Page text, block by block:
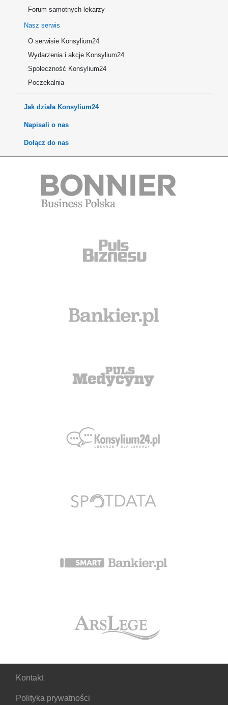
Forum samotnych lekarzy
Nasz serwis
O serwisie Konsylium24
Wydarzenia i akcje Konsylium24
Społeczność Konsylium24
Poczekalnia
Jak działa Konsylium24
Napisali o nas
Dołącz do nas
Kontakt
Polityka prywatności